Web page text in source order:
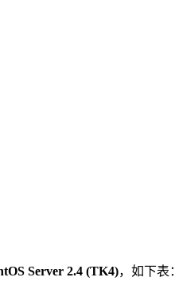
Server 2.4 (TK4)，如下表：